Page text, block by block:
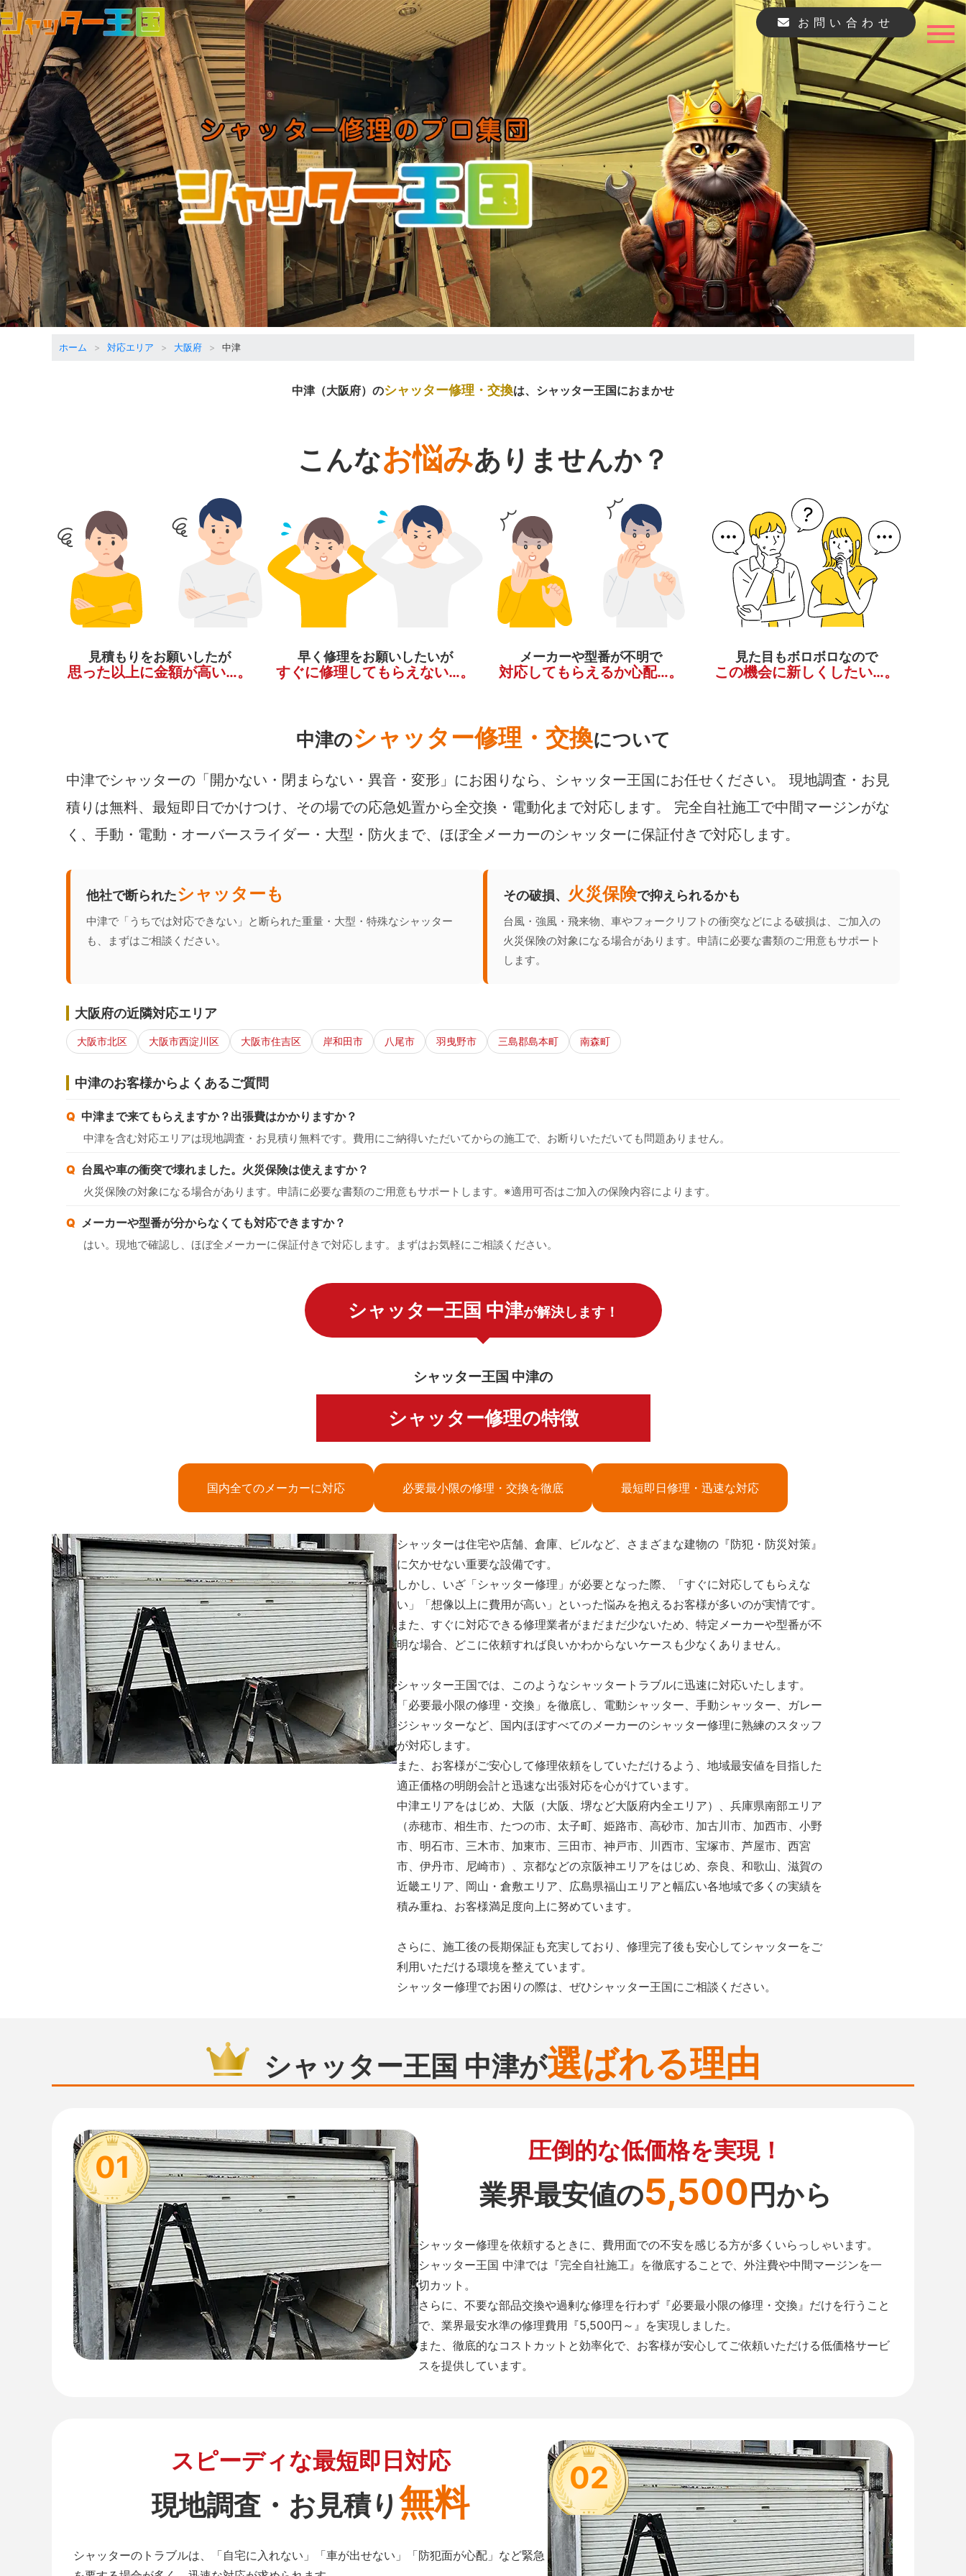
お問い合わせ
ホーム 対応エリア 大阪府 中津
中津（大阪府）のシャッター修理・交換は、シャッター王国におまかせ
こんなお悩みありませんか？
見積もりをお願いしたが
思った以上に金額が高い…。
早く修理をお願いしたいが
すぐに修理してもらえない…。
メーカーや型番が不明で
対応してもらえるか心配…。
見た目もボロボロなので
この機会に新しくしたい…。
中津のシャッター修理・交換について
中津でシャッターの「開かない・閉まらない・異音・変形」にお困りなら、シャッター王国にお任せください。 現地調査・お見
積りは無料、最短即日でかけつけ、その場での応急処置から全交換・電動化まで対応します。 完全自社施工で中間マージンがな
く、手動・電動・オーバースライダー・大型・防火まで、ほぼ全メーカーのシャッターに保証付きで対応します。
他社で断られたシャッターも
中津で「うちでは対応できない」と断られた重量・大型・特殊なシャッター
も、まずはご相談ください。
その破損、 火災保険で抑えられるかも
台風・強風・飛来物、車やフォークリフトの衝突などによる破損は、ご加入の
火災保険の対象になる場合があります。申請に必要な書類のご用意もサポート
します。
大阪府の近隣対応エリア
大阪市北区 大阪市西淀川区 大阪市住吉区 岸和田市 八尾市 羽曳野市 三島郡島本町 南森町
中津のお客様からよくあるご質問
中津まで来てもらえますか？出張費はかかりますか？
中津を含む対応エリアは現地調査・お見積り無料です。費用にご納得いただいてからの施工で、お断りいただいても問題ありません。
台風や車の衝突で壊れました。火災保険は使えますか？
火災保険の対象になる場合があります。申請に必要な書類のご用意もサポートします。※適用可否はご加入の保険内容によります。
メーカーや型番が分からなくても対応できますか？
はい。現地で確認し、ほぼ全メーカーに保証付きで対応します。まずはお気軽にご相談ください。
シャッター王国 中津が解決します！
シャッター王国 中津の
シャッター修理の特徴
国内全てのメーカーに対応 必要最小限の修理・交換を徹底 最短即日修理・迅速な対応
シャッターは住宅や店舗、倉庫、ビルなど、さまざまな建物の『防犯・防災対策』
に欠かせない重要な設備です。
しかし、いざ「シャッター修理」が必要となった際、「すぐに対応してもらえな
い」「想像以上に費用が高い」といった悩みを抱えるお客様が多いのが実情です。
また、すぐに対応できる修理業者がまだまだ少ないため、特定メーカーや型番が不
明な場合、どこに依頼すれば良いかわからないケースも少なくありません。
シャッター王国では、このようなシャッタートラブルに迅速に対応いたします。
「必要最小限の修理・交換」を徹底し、電動シャッター、手動シャッター、ガレー
ジシャッターなど、国内ほぼすべてのメーカーのシャッター修理に熟練のスタッフ
が対応します。
また、お客様がご安心して修理依頼をしていただけるよう、地域最安値を目指した
適正価格の明朗会計と迅速な出張対応を心がけています。
中津エリアをはじめ、大阪（大阪、堺など大阪府内全エリア）、兵庫県南部エリア
（赤穂市、相生市、たつの市、太子町、姫路市、高砂市、加古川市、加西市、小野
市、明石市、三木市、加東市、三田市、神戸市、川西市、宝塚市、芦屋市、西宮
市、伊丹市、尼崎市）、京都などの京阪神エリアをはじめ、奈良、和歌山、滋賀の
近畿エリア、岡山・倉敷エリア、広島県福山エリアと幅広い各地域で多くの実績を
積み重ね、お客様満足度向上に努めています。
さらに、施工後の長期保証も充実しており、修理完了後も安心してシャッターをご
利用いただける環境を整えています。
シャッター修理でお困りの際は、ぜひシャッター王国にご相談ください。
シャッター王国 中津が選ばれる理由
01 圧倒的な低価格を実現！
業界最安値の5,500円から
シャッター修理を依頼するときに、費用面での不安を感じる方が多くいらっしゃいます。
シャッター王国 中津では『完全自社施工』を徹底することで、外注費や中間マージンを一
切カット。
さらに、不要な部品交換や過剰な修理を行わず『必要最小限の修理・交換』だけを行うこと
で、業界最安水準の修理費用『5,500円～』を実現しました。
また、徹底的なコストカットと効率化で、お客様が安心してご依頼いただける低価格サービ
スを提供しています。
02
スピーディな最短即日対応
現地調査・お見積り無料
シャッターのトラブルは、「自宅に入れない」「車が出せない」「防犯面が心配」など緊急